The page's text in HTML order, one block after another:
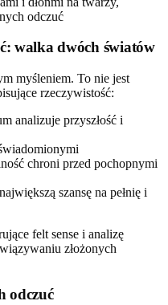
walka dwóch światów
myśleniem. To nie jest
rzeczywistość:
analizuje przyszłość i
chroni przed pochopnymi
szansę na pełnię i
felt sense i analizę
złożonych
odczuć